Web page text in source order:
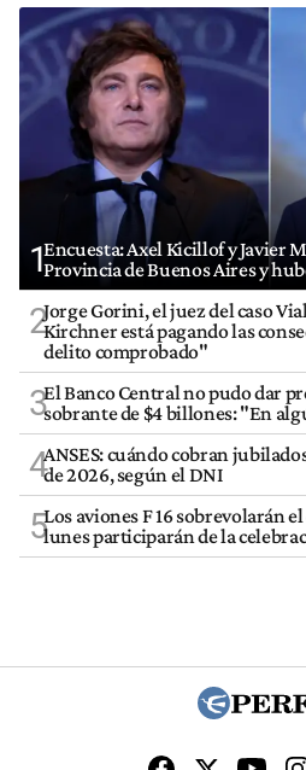
1Encuesta: Axel Kicillof y Javier
Provincia de Buenos Aires y
2Jorge Gorini, el juez del caso
Kirchner está pagando las
delito comprobado"
3El Banco Central no pudo dar
sobrante de $4 billones: "En
4ANSES: cuándo cobran
de 2026, según el DNI
5Los aviones F 16 sobrevolarán
lunes participarán de la